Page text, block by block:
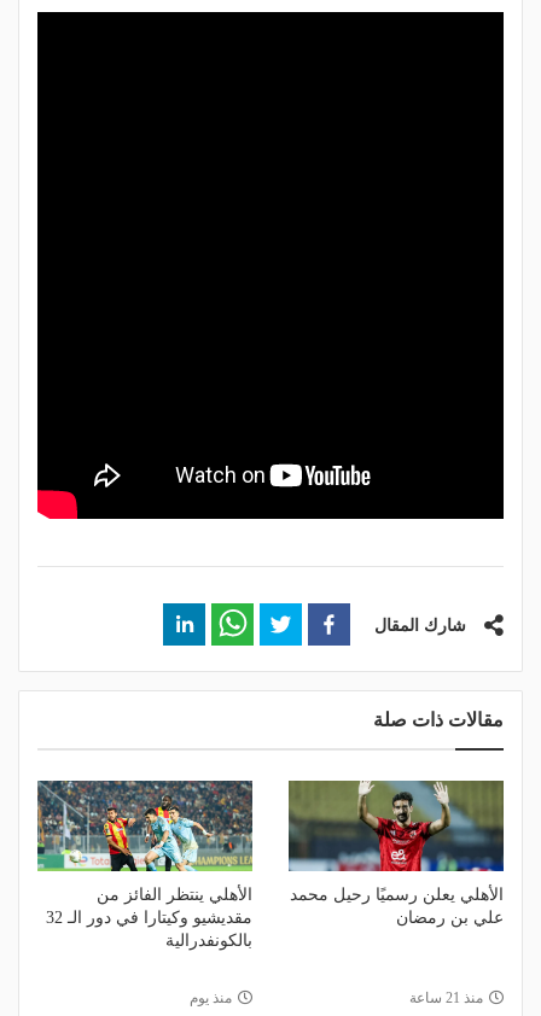
شارك المقال
مقالات ذات صلة
الأهلي يعلن رسميًا رحيل محمد
علي بن رمضان
منذ 21 ساعة
الأهلي ينتظر الفائز من
مقديشيو وكيتارا في دور الـ 32
بالكونفدرالية
منذ يوم